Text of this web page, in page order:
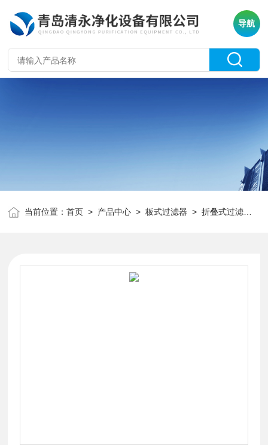
导航
当前位置：首页 > 产品中心 >板式过滤器 >折叠式过滤器（中效）